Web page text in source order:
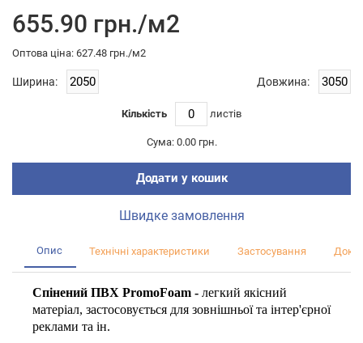
655.90 грн./м2
Оптова цiна: 627.48 грн./м2
Ширина: Довжина:
Кількість листiв
Сума: 0.00 грн.
Додати у кошик
Швидке замовлення
Опис Технічні характеристики Застосування
Спінений ПВХ PromoFoam - легкий якісний
матеріал, застосовується для зовнішньої та інтер'єрної
реклами та ін.